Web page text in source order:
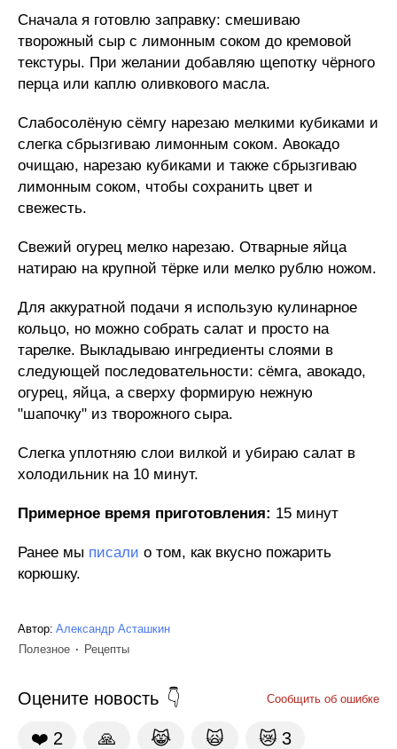
Сначала я готовлю заправку: смешиваю
творожный сыр с лимонным соком до кремовой
текстуры. При желании добавляю щепотку чёрного
перца или каплю оливкового масла.
Слабосолёную сёмгу нарезаю мелкими кубиками и
слегка сбрызгиваю лимонным соком. Авокадо
очищаю, нарезаю кубиками и также сбрызгиваю
лимонным соком, чтобы сохранить цвет и
свежесть.
Свежий огурец мелко нарезаю. Отварные яйца
натираю на крупной тёрке или мелко рублю ножом.
Для аккуратной подачи я использую кулинарное
кольцо, но можно собрать салат и просто на
тарелке. Выкладываю ингредиенты слоями в
следующей последовательности: сёмга, авокадо,
огурец, яйца, а сверху формирую нежную
"шапочку" из творожного сыра.
Слегка уплотняю слои вилкой и убираю салат в
холодильник на 10 минут.
Примерное время приготовления: 15 минут
Ранее мы писали о том, как вкусно пожарить
корюшку.
Автор: Александр Асташкин
Полезное
Рецепты
Оцените новость Сообщить об ошибке
❤️ 2 🙏 😹 🙀 😿 3